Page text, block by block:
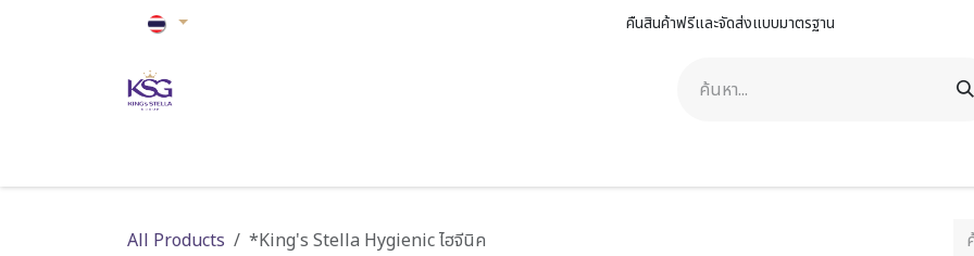
คืนสินค้าฟรีและจัดส่งแบบมาตรฐาน
All Products *King's Stella Hygienic ไฮจีนิค